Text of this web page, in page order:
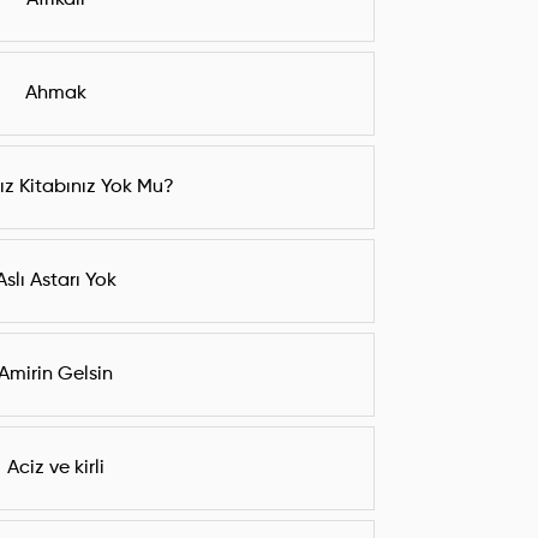
Ahmak
Kitabınız Yok Mu?
Astarı Yok
Gelsin
Aciz ve kirli